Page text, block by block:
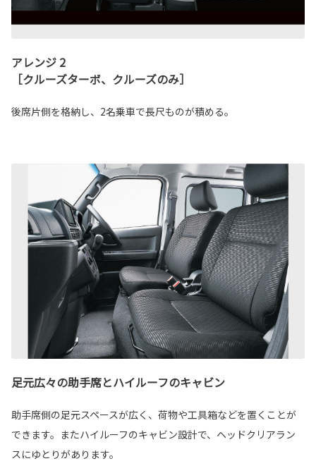
アレンジ 2
［クルーズターボ、クルーズのみ］
後席片側を格納し、2名乗車で長尺ものが積める。
足元広々の助手席とハイルーフのキャビン
助手席側の足元スペースが広く、荷物や工具箱などを置くことが
できます。またハイルーフのキャビン設計で、ヘッドクリアラン
スにゆとりがあります。